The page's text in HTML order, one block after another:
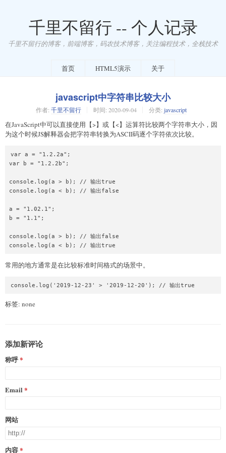
千里不留行 -- 个人记录
千里不留行的博客，前端博客，码农技术博客，关注编程技术，全栈技术
首页 HTML5演示 关于
javascript中字符串比较大小
作者: 千里不留行 时间: 2020-09-04 分类: javascript
在JavaScript中可以直接使用【>】或【<】运算符比较两个字符串大小，因
为这个时候JS解释器会把字符串转换为ASCII码逐个字符依次比较。
var a = "1.2.2a";
var b = "1.2.2b";
console.log(a > b); // 输出true
console.log(a < b); // 输出false
a = "1.02.1";
b = "1.1";
console.log(a > b); // 输出false
console.log(a < b); // 输出true
常用的地方通常是在比较标准时间格式的场景中。
console.log('2019-12-23' > '2019-12-20'); // 输出true
标签: none
添加新评论
称呼
Email
网站
内容